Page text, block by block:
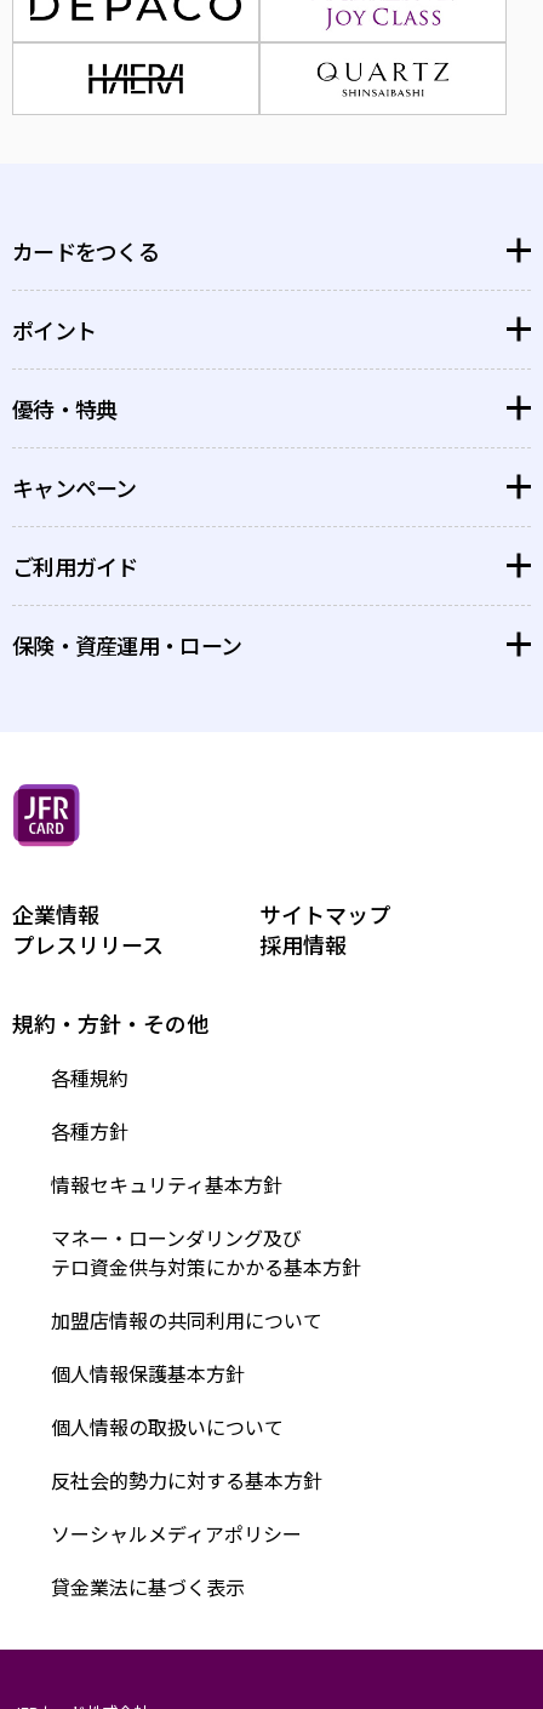
カードをつくる
大丸松坂屋カード
GINZA SIXカード
ポイント
大丸松坂屋ポイント
QIRAポイント
優待・特典
特典・優待を探す
特別体験
キャンペーン
すでにカードをお持ちのお客さまへ
ご利用ガイド
カードご利用の際の注意事項
付帯保険・特典優待など
お客様サポート
そのほか、便利なサービス
保険・資産運用・ローン
ローン
セミナー
企業情報
サイトマップ
プレスリリース
採用情報
規約・方針・その他
各種規約
各種方針
情報セキュリティ基本方針
マネー・ローンダリング及び
テロ資金供与対策にかかる基本方針
加盟店情報の共同利用について
個人情報保護基本方針
個人情報の取扱いについて
反社会的勢力に対する基本方針
ソーシャルメディアポリシー
貸金業法に基づく表示